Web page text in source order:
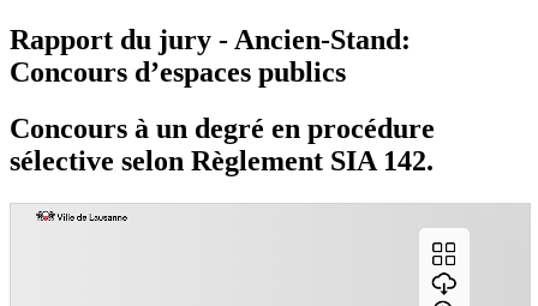
Rapport du jury - Ancien-Stand:
Concours d’espaces publics
Concours à un degré en procédure
sélective selon Règlement SIA 142.